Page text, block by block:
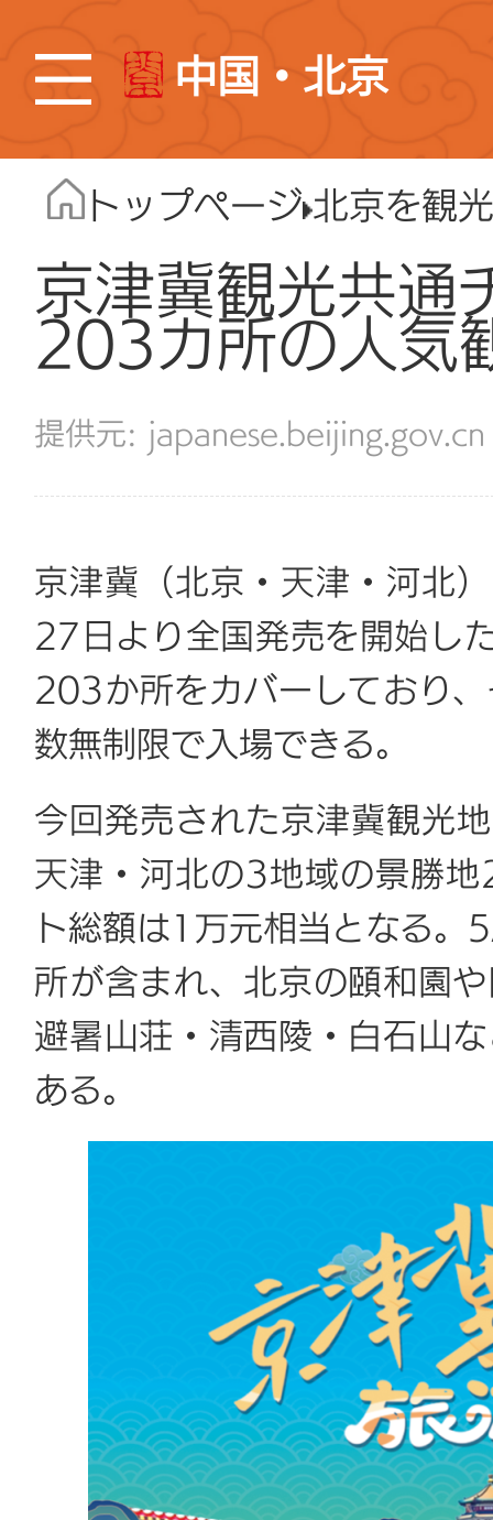
中国・北京
トップページ 北京を観
京津冀観光共通
203カ所の人気
japanese.beijing.gov.cn
京津冀（北京・天津・河北
27日より全国発売を開始し
203か所をカバーしており
数無制限で入場できる。
今回発売された京津冀観光
天津・河北の3地域の景勝
ト総額は1万元相当となる
所が含まれ、北京の頤和園
避暑山荘・清西陵・白石山
ある。